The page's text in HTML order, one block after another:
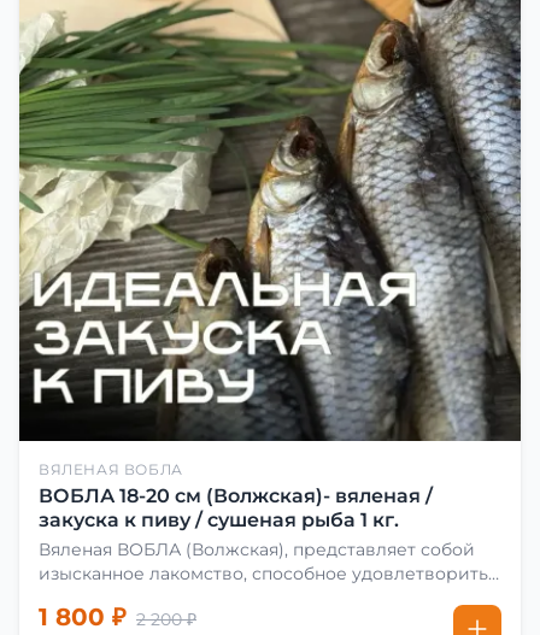
ВЯЛЕНАЯ ВОБЛА
ВОБЛА 18-20 см (Волжская)- вяленая /
закуска к пиву / сушеная рыба 1 кг.
Вяленая ВОБЛА (Волжская), представляет собой
изысканное лакомство, способное удовлетворить
сделать вяленую воблу, её сначала хорошо солят.
1 800 ₽ 2 200 ₽